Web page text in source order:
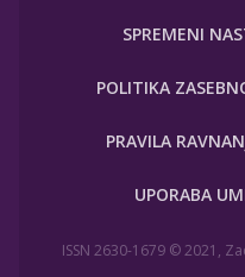
SPREMENI
POLITIKA
PRAVILA
UPORABA
ISSN 2630-1679 © 2021,